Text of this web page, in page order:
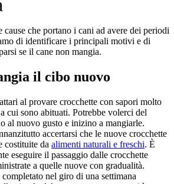
cause che portano i cani ad avere dei periodi
di identificare i principali motivi e di
se il cane non mangia.
il cibo nuovo
al provare crocchette con sapori molto
cui sono abituati. Potrebbe volerci del
al nuovo gusto e inizino a mangiarle.
accertarsi che le nuove crocchette
costituite da alimenti naturali e freschi. È
eseguire il passaggio dalle crocchette
a quelle nuove con gradualità.
nel giro di una settimana